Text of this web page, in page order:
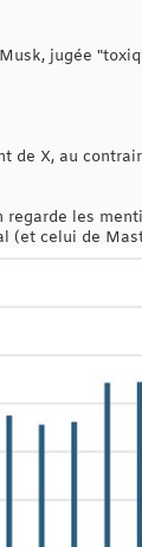
jugée
de X, au
regarde les
(et celui de